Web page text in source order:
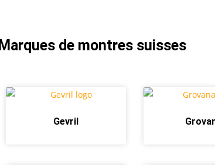
Marques de montres suisses
Gevril